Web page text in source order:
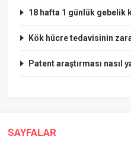
18 hafta 1 günlük gebelik
Kök hücre tedavisinin
Patent araştırması nasıl
SAYFALAR